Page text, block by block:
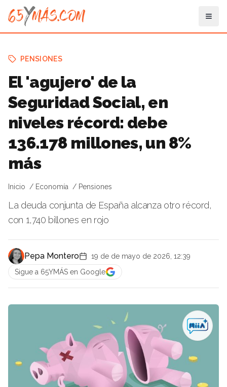
PENSIONES
El 'agujero' de la
Seguridad Social, en
niveles récord: debe
136.178 millones, un 8%
más
Inicio Economía Pensiones
La deuda conjunta de España alcanza otro récord,
con 1,740 billones en rojo
Pepa Montero
19 de de mayo de 2026, 12:39
Sigue a 65YMÁS en Google